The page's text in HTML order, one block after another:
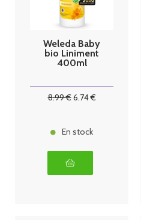
Weleda Baby
bio Liniment
400ml
8.99€6.74€
En stock